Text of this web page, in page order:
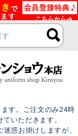
す。ご注文のみ24時
いただきます。
惑お掛けしますが、